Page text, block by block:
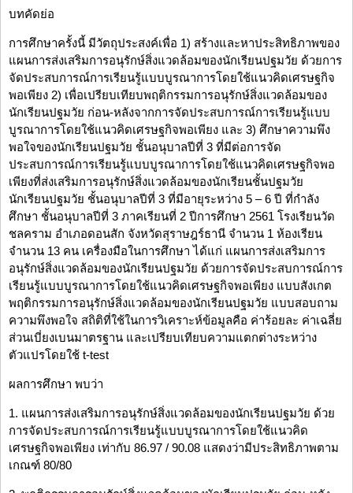
บทคัดย่อ
การศึกษาครั้งนี้ มีวัตถุประสงค์เพื่อ 1) สร้างและหาประสิทธิภาพของ
แผนการส่งเสริมการอนุรักษ์สิ่งแวดล้อมของนักเรียนปฐมวัย ด้วยการ
จัดประสบการณ์การเรียนรู้แบบบูรณาการโดยใช้แนวคิดเศรษฐกิจ
พอเพียง 2) เพื่อเปรียบเทียบพฤติกรรมการอนุรักษ์สิ่งแวดล้อมของ
นักเรียนปฐมวัย ก่อน-หลังจากการจัดประสบการณ์การเรียนรู้แบบ
บูรณาการโดยใช้แนวคิดเศรษฐกิจพอเพียง และ 3) ศึกษาความพึง
พอใจของนักเรียนปฐมวัย ชั้นอนุบาลปีที่ 3 ที่มีต่อการจัด
ประสบการณ์การเรียนรู้แบบบูรณาการโดยใช้แนวคิดเศรษฐกิจพอ
เพียงที่ส่งเสริมการอนุรักษ์สิ่งแวดล้อมของนักเรียนชั้นปฐมวัย
นักเรียนปฐมวัย ชั้นอนุบาลปีที่ 3 ที่มีอายุระหว่าง 5 – 6 ปี ที่กำลัง
ศึกษา ชั้นอนุบาลปีที่ 3 ภาคเรียนที่ 2 ปีการศึกษา 2561 โรงเรียนวัด
ชลคราม อำเภอดอนสัก จังหวัดสุราษฎร์ธานี จำนวน 1 ห้องเรียน
จำนวน 13 คน เครื่องมือในการศึกษา ได้แก่ แผนการส่งเสริมการ
อนุรักษ์สิ่งแวดล้อมของนักเรียนปฐมวัย ด้วยการจัดประสบการณ์การ
เรียนรู้แบบบูรณาการโดยใช้แนวคิดเศรษฐกิจพอเพียง แบบสังเกต
พฤติกรรมการอนุรักษ์สิ่งแวดล้อมของนักเรียนปฐมวัย แบบสอบถาม
ความพึงพอใจ สถิติที่ใช้ในการวิเคราะห์ข้อมูลคือ ค่าร้อยละ ค่าเฉลี่ย
ส่วนเบี่ยงเบนมาตรฐาน และเปรียบเทียบความแตกต่างระหว่าง
ตัวแปรโดยใช้ t-test
ผลการศึกษา พบว่า
1. แผนการส่งเสริมการอนุรักษ์สิ่งแวดล้อมของนักเรียนปฐมวัย ด้วย
การจัดประสบการณ์การเรียนรู้แบบบูรณาการโดยใช้แนวคิด
เศรษฐกิจพอเพียง เท่ากับ 86.97 / 90.08 แสดงว่ามีประสิทธิภาพตาม
เกณฑ์ 80/80